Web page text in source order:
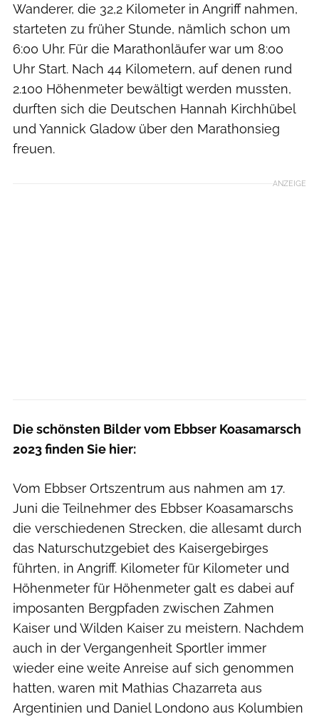
Wanderer, die 32,2 Kilometer in Angriff nahmen,
starteten zu früher Stunde, nämlich schon um
6:00 Uhr. Für die Marathonläufer war um 8:00
Uhr Start. Nach 44 Kilometern, auf denen rund
2.100 Höhenmeter bewältigt werden mussten,
durften sich die Deutschen Hannah Kirchhübel
und Yannick Gladow über den Marathonsieg
freuen.
ANZEIGE
Die schönsten Bilder vom Ebbser Koasamarsch
2023 finden Sie hier:
Vom Ebbser Ortszentrum aus nahmen am 17.
Juni die Teilnehmer des Ebbser Koasamarschs
die verschiedenen Strecken, die allesamt durch
das Naturschutzgebiet des Kaisergebirges
führten, in Angriff. Kilometer für Kilometer und
Höhenmeter für Höhenmeter galt es dabei auf
imposanten Bergpfaden zwischen Zahmen
Kaiser und Wilden Kaiser zu meistern. Nachdem
auch in der Vergangenheit Sportler immer
wieder eine weite Anreise auf sich genommen
hatten, waren mit Mathias Chazarreta aus
Argentinien und Daniel Londono aus Kolumbien